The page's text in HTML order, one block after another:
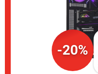
-20%